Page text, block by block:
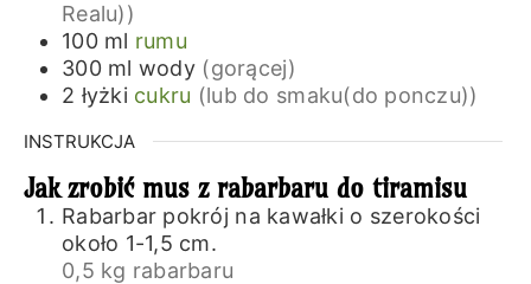
Realu))
100 ml rumu
300 ml wody (gorącej)
2 łyżki cukru (lub do smaku(do ponczu))
INSTRUKCJA
Jak zrobić mus z rabarbaru do tiramisu
Rabarbar pokrój na kawałki o szerokości
około 1-1,5 cm.
0,5 kg rabarbaru